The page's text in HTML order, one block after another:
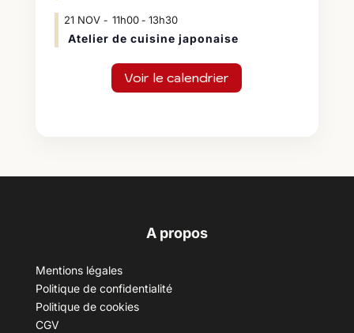
21 NOV 11h00- 13h30
Atelier de cuisine japonaise
Voir le calendrier
A propos
Mentions légales
Politique de confidentialité
Politique de cookies
CGV